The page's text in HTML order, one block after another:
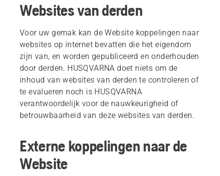
Websites van derden
Voor uw gemak kan de Website koppelingen naar
websites op internet bevatten die het eigendom
zijn van, en worden gepubliceerd en onderhouden
door derden. HUSQVARNA doet niets om de
inhoud van websites van derden te controleren of
te evalueren noch is HUSQVARNA
verantwoordelijk voor de nauwkeurigheid of
betrouwbaarheid van deze websites van derden.
Externe koppelingen naar de
Website